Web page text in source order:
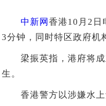
中新网 香港10月2日
3分钟，同时特区政府机
梁振英指，港府将成
生。
香港警方以涉嫌水上